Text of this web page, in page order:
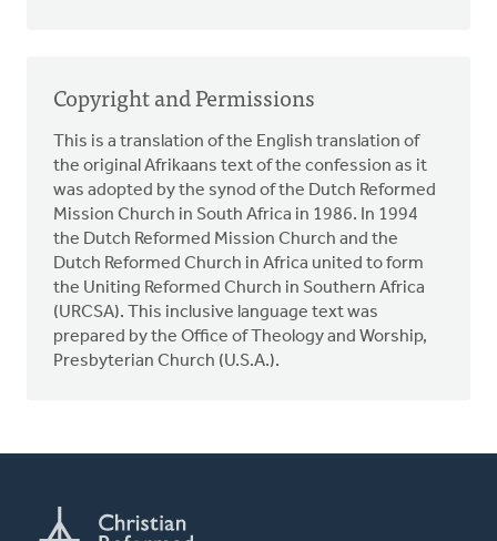
Copyright and Permissions
This is a translation of the English translation of
the original Afrikaans text of the confession as it
was adopted by the synod of the Dutch Reformed
Mission Church in South Africa in 1986. In 1994
the Dutch Reformed Mission Church and the
Dutch Reformed Church in Africa united to form
the Uniting Reformed Church in Southern Africa
(URCSA). This inclusive language text was
prepared by the Office of Theology and Worship,
Presbyterian Church (U.S.A.).